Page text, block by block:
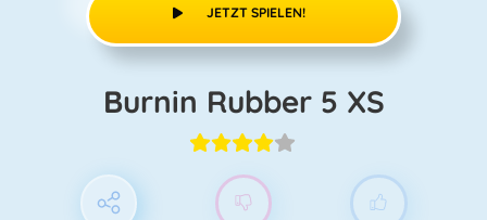
JETZT SPIELEN!
Burnin Rubber 5 XS